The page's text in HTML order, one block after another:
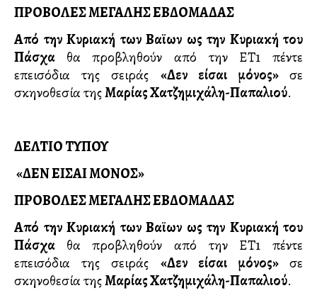
ΠΡΟΒΟΛΕΣ ΜΕΓΑΛΗΣ ΕΒΔΟΜΑΔΑΣ
Από την Κυριακή των Βαϊων ως την Κυριακή του
Πάσχα θα προβληθούν από την ΕΤ1 πέντε
επεισόδια της σειράς «Δεν είσαι μόνος» σε
σκηνοθεσία τηςΜαρίας Χατζημιχάλη-Παπαλιού.
ΔΕΛΤΙΟ ΤΥΠΟΥ
«ΔΕΝ ΕΙΣΑΙ ΜΟΝΟΣ»
ΠΡΟΒΟΛΕΣ ΜΕΓΑΛΗΣ ΕΒΔΟΜΑΔΑΣ
Από την Κυριακή των Βαϊων ως την Κυριακή του
Πάσχα θα προβληθούν από την ΕΤ1 πέντε
επεισόδια της σειράς «Δεν είσαι μόνος» σε
σκηνοθεσία τηςΜαρίας Χατζημιχάλη-Παπαλιού.